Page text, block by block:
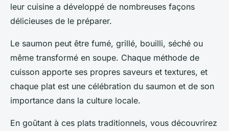
leur cuisine a développé de nombreuses façons
délicieuses de le préparer.
Le saumon peut être fumé, grillé, bouilli, séché ou
même transformé en soupe. Chaque méthode de
cuisson apporte ses propres saveurs et textures, et
chaque plat est une célébration du saumon et de son
importance dans la culture locale.
En goûtant à ces plats traditionnels, vous découvrirez